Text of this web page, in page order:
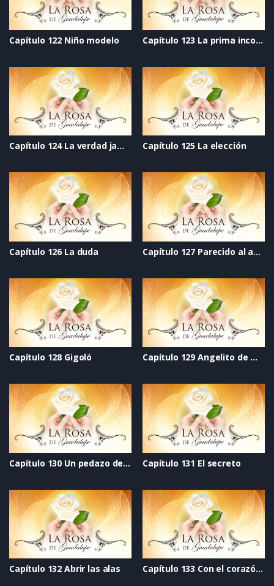
Capítulo 122 Niño modelo Capítulo 123 La prima incomoda
Capítulo 124 La verdad jamás dicha Capítulo 125 La elección
Capítulo 126 La duda Capítulo 127 Parecido al amor
Capítulo 128 Gigoló Capítulo 129 Angelito de mi guarda
Capítulo 130 Un pedazo de vida Capítulo 131 El secreto
Capítulo 132 Abrir las alas Capítulo 133 Con el corazón divido